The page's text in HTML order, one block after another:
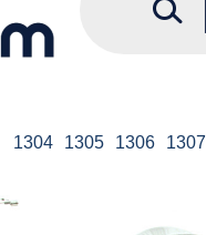
1304 1305 1306 1307